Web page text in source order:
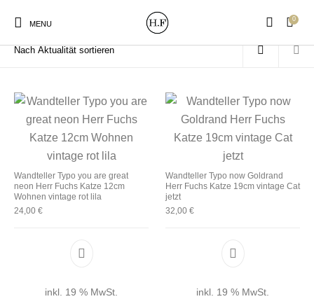
MENU
0
New Products On Sale! Wandteller Geschirrtücher
Gutscheine Magneten
Mützen / Beanies und
Start / Produkte verschlagwortet mit „Katze“
Wandteller Typo you are great
neon Herr Fuchs Katze 12cm
Wohnen vintage rot lila
24,00 €
inkl. 19 % MwSt.
Wandteller Typo now Goldrand
Herr Fuchs Katze 19cm vintage Cat
jetzt
32,00 €
inkl. 19 % MwSt.